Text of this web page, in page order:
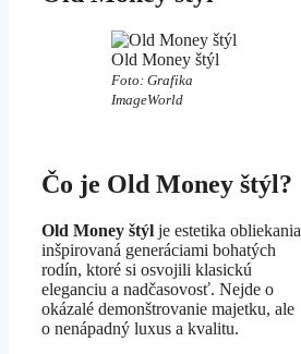
Old Money štýl
Foto: Grafika
ImageWorld
Čo je Old Money štýl?
Old Money štýl je estetika obliekania
inšpirovaná generáciami bohatých
rodín, ktoré si osvojili klasickú
eleganciu a nadčasovosť. Nejde o
okázalé demonštrovanie majetku, ale
o nenápadný luxus a kvalitu.